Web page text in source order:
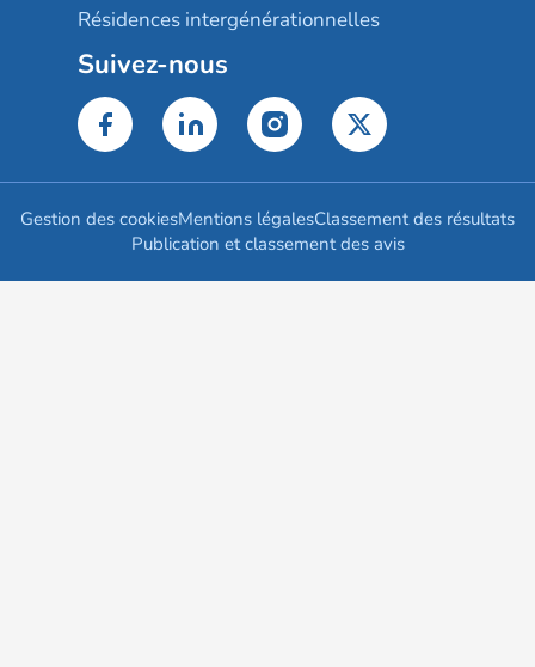
Résidences intergénérationnelles
Suivez-nous
Gestion des cookiesMentions légalesClassement des résultats
Publication et classement des avis